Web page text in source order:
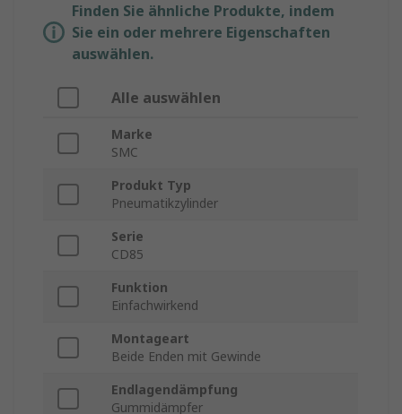
Finden Sie ähnliche Produkte, indem
Sie ein oder mehrere Eigenschaften
auswählen.
Alle auswählen
Marke
SMC
Produkt Typ
Pneumatikzylinder
Serie
CD85
Funktion
Einfachwirkend
Montageart
Beide Enden mit Gewinde
Endlagendämpfung
Gummidämpfer